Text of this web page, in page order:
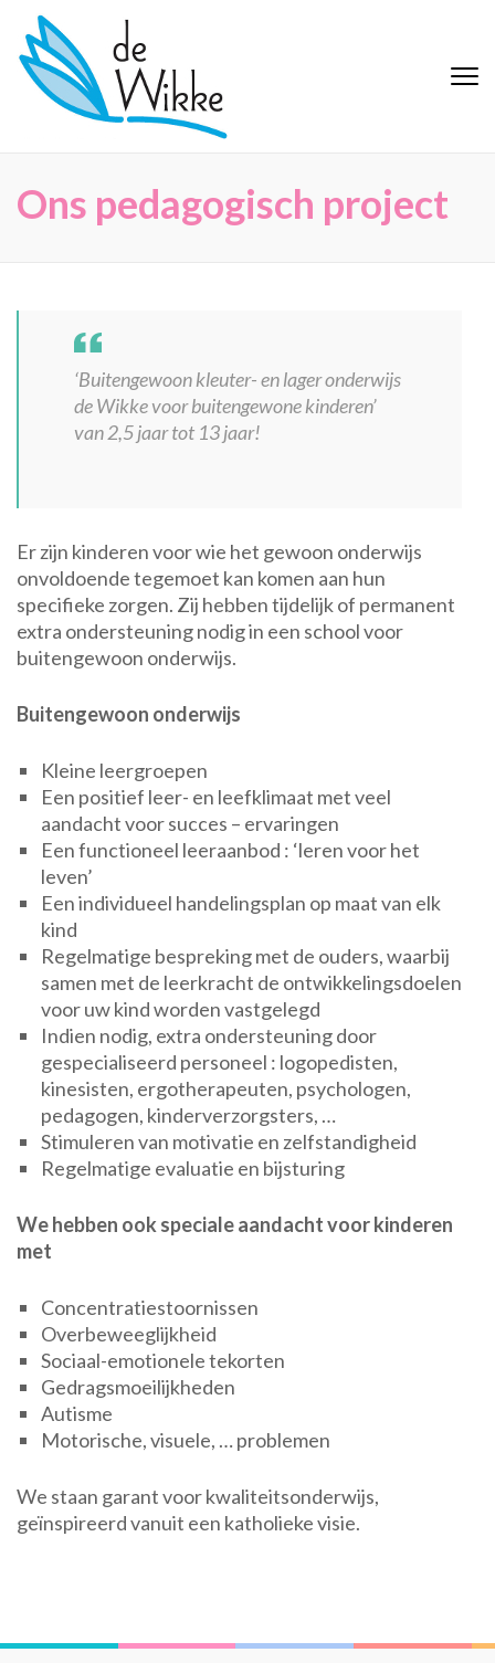
naar
inhoud
(Druk
Ons pedagogisch project
‘Buitengewoon kleuter- en lager onderwijs
de Wikke voor buitengewone kinderen’
van 2,5 jaar tot 13 jaar!
Er zijn kinderen voor wie het gewoon onderwijs
onvoldoende tegemoet kan komen aan hun
specifieke zorgen. Zij hebben tijdelijk of permanent
extra ondersteuning nodig in een school voor
buitengewoon onderwijs.
Buitengewoon onderwijs
Kleine leergroepen
Een positief leer- en leefklimaat met veel
aandacht voor succes – ervaringen
Een functioneel leeraanbod : ‘leren voor het
leven’
Een individueel handelingsplan op maat van elk
kind
Regelmatige bespreking met de ouders, waarbij
samen met de leerkracht de ontwikkelingsdoelen
voor uw kind worden vastgelegd
Indien nodig, extra ondersteuning door
gespecialiseerd personeel : logopedisten,
kinesisten, ergotherapeuten, psychologen,
pedagogen, kinderverzorgsters, …
Stimuleren van motivatie en zelfstandigheid
Regelmatige evaluatie en bijsturing
We hebben ook speciale aandacht voor kinderen
met
Concentratiestoornissen
Overbeweeglijkheid
Sociaal-emotionele tekorten
Gedragsmoeilijkheden
Autisme
Motorische, visuele, … problemen
We staan garant voor kwaliteitsonderwijs,
geïnspireerd vanuit een katholieke visie.